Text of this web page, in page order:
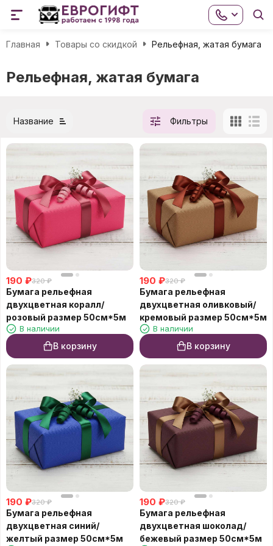
Главная Товары со скидкой Рельефная, жатая бумага
Рельефная, жатая бумага
Название Фильтры
190 ₽320 ₽
Бумага рельефная
двухцветная коралл/
розовый размер 50см*5м
В наличии
В корзину
190 ₽320 ₽
Бумага рельефная
двухцветная оливковый/
кремовый размер 50см*5м
В наличии
В корзину
190 ₽320 ₽
Бумага рельефная
двухцветная синий/
желтый размер 50см*5м
190 ₽320 ₽
Бумага рельефная
двухцветная шоколад/
бежевый размер 50см*5м